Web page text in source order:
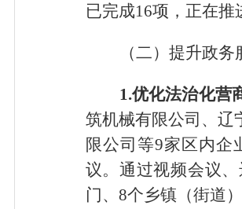
已完成16项，正在推
（二）提升政
1.优化法治化营
筑机械有限公司、辽
限公司等9家区内企
议。通过视频会议
门、8个乡镇（街道